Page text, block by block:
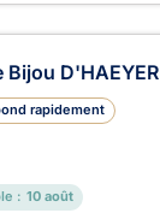
Bijou D'HAEYER
rapidement
: 10 août